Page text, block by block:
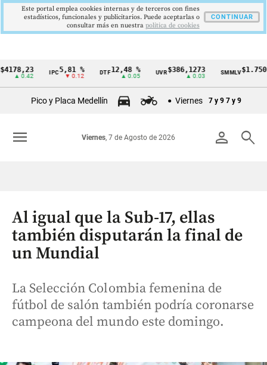
Cintillo
Colombia
IPC 5,81 %
▼ 0.12
DTF 12,48 %
▲ 0.05
UVR $386,1273
▲ 0.03
SMMLV$1.750.905
Pico y Placa Medellín Viernes 7 y 9 7 y 9
person search
Viernes, 7 de Agosto de 2026
menu
Al igual que la Sub-17, ellas
también disputarán la final de
un Mundial
La Selección Colombia femenina de
fútbol de salón también podría coronarse
campeona del mundo este domingo.
Este portal emplea cookies internas y de terceros con fines
estadísticos, funcionales y publicitarios. Puede aceptarlas o
consultar más en nuestra politica de cookies
CONTINUAR